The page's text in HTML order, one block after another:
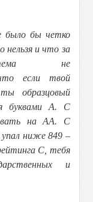
было бы четко
и что за
не
если твой
образцовый
буквами А. С
на АА. С
ниже 849 –
C, тебя
и